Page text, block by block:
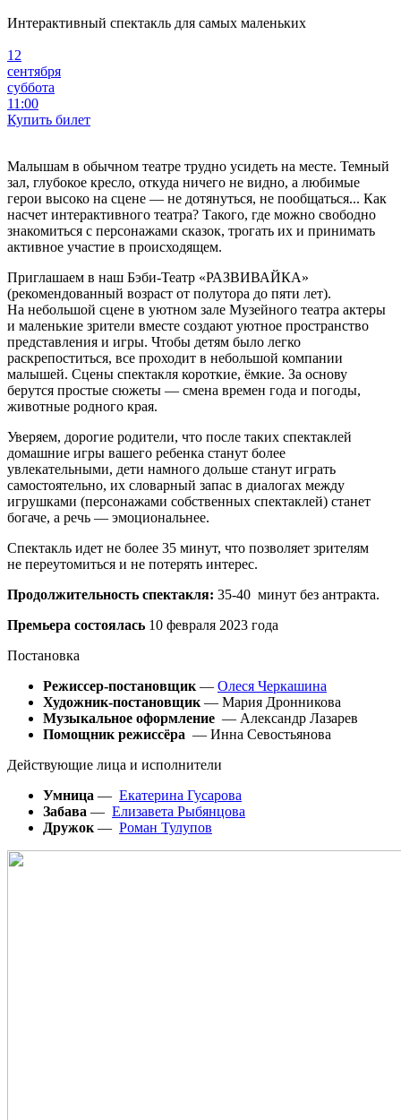
Интерактивный спектакль для самых маленьких
12
сентября
суббота
11:00
Купить билет
Малышам в обычном театре трудно усидеть на месте. Темный
зал, глубокое кресло, откуда ничего не видно, а любимые
герои высоко на сцене — не дотянуться, не пообщаться... Как
насчет интерактивного театра? Такого, где можно свободно
знакомиться с персонажами сказок, трогать их и принимать
активное участие в происходящем.
Приглашаем в наш Бэби-Театр «РАЗВИВАЙКА»
(рекомендованный возраст от полутора до пяти лет).
На небольшой сцене в уютном зале Музейного театра актеры
и маленькие зрители вместе создают уютное пространство
представления и игры. Чтобы детям было легко
раскрепоститься, все проходит в небольшой компании
малышей. Сцены спектакля короткие, ёмкие. За основу
берутся простые сюжеты — смена времен года и погоды,
животные родного края.
Уверяем, дорогие родители, что после таких спектаклей
домашние игры вашего ребенка станут более
увлекательными, дети намного дольше станут играть
самостоятельно, их словарный запас в диалогах между
игрушками (персонажами собственных спектаклей) станет
богаче, а речь — эмоциональнее.
Спектакль идет не более 35 минут, что позволяет зрителям
не переутомиться и не потерять интерес.
Продолжительность спектакля: 35-40 минут без антракта.
Премьера состоялась 10 февраля 2023 года
Постановка
Режиссер-постановщик — Олеся Черкашина
Художник-постановщик — Мария Дронникова
Музыкальное оформление — Александр Лазарев
Помощник режиссёра — Инна Севостьянова
Действующие лица и исполнители
Умница — Екатерина Гусарова
Забава — Елизавета Рыбянцова
Дружок — Роман Тулупов